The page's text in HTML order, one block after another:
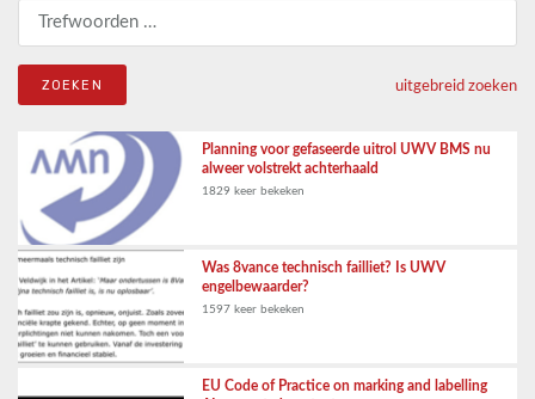
Zoeken naar:
uitgebreid zoeken
Planning voor gefaseerde uitrol UWV BMS nu
alweer volstrekt achterhaald
1829 keer bekeken
Was 8vance technisch failliet? Is UWV
engelbewaarder?
1597 keer bekeken
EU Code of Practice on marking and labelling